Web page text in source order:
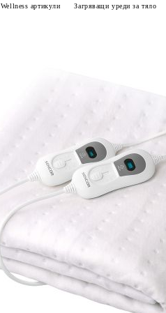
Wellness артикули Загряващи уреди за тяло